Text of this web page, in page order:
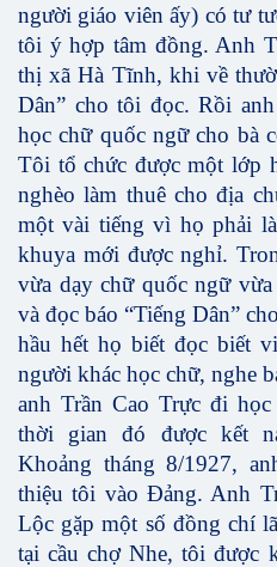
người giáo viên ấy) có tư
tôi ý hợp tâm đồng. Anh
thị xã Hà Tĩnh, khi về
Dân” cho tôi đọc. Rồi
học chữ quốc ngữ cho bà
Tôi tổ chức được một lớp
nghèo làm thuê cho địa
một vài tiếng vì họ phải
khuya mới được nghỉ.
vừa dạy chữ quốc ngữ
và đọc báo “Tiếng Dân”
hầu hết họ biết đọc biết
người khác học chữ, nghe
anh Trần Cao Trực đi
thời gian đó được kết
Khoảng tháng 8/1927,
thiệu tôi vào Đảng. Anh
Lộc gặp một số đồng chí
tại cầu chợ Nhe, tôi được